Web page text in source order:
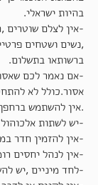
בהיות ישראלי.
-אין לצלם שוטרים
,נשים ושטחים
ברשותאו בתשלום.
-אם נאמר לכם
אסור.כולל לא
.אין להשתמש
-יש לשתות
-אין להזמין חדר
-אין לנהל יחסים
-לחד מיניים ,יש